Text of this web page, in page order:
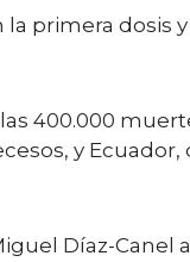
primera dosis
400.000
y
Díaz-Canel